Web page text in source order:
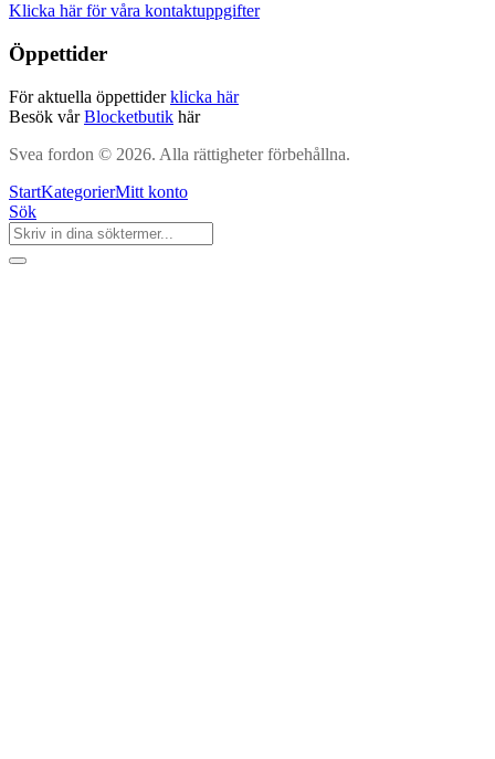
Klicka här för våra kontaktuppgifter
Öppettider
För aktuella öppettiderklicka här
Besök vårBlocketbutik här
Svea fordon © 2026. Alla rättigheter förbehållna.
StartKategorierMitt konto
Sök